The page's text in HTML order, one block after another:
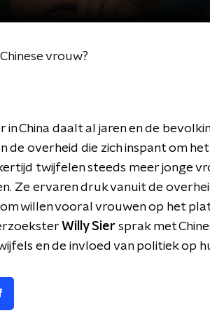
vrouw?
China daalt al jaren en de
de overheid die zich inspant om
twijfelen steeds meer jonge
Ze ervaren druk vanuit de
willen vooral vrouwen op het
Willy Sier sprak met
en de invloed van politiek op